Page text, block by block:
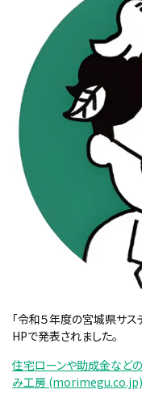
「令和５年度の宮城県サ
HPで発表されました。
住宅ローンや助成金など
み工房 (morimegu.co.jp)